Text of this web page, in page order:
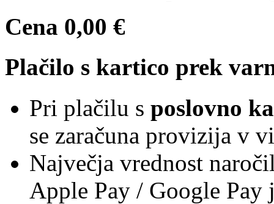
Cena 0,00 €
Plačilo s kartico prek
Pri plačilu s poslovno
se zaračuna provizija v
Največja vrednost
Apple Pay / Google Pay